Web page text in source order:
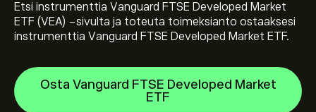
Etsi instrumenttia Vanguard FTSE Developed Market
ETF (VEA) -sivulta ja toteuta toimeksianto ostaaksesi
instrumenttia Vanguard FTSE Developed Market ETF.
Osta Vanguard FTSE Developed Market
ETF